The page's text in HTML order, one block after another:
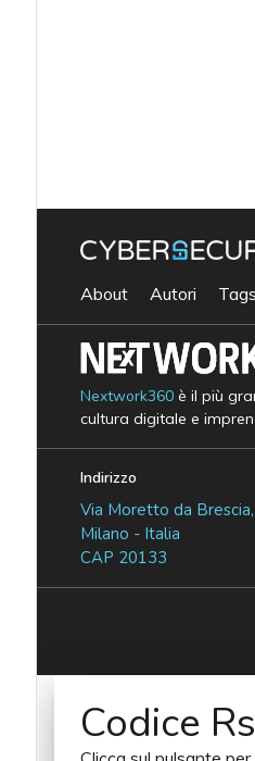
About Autori Tags
Nextwork360è il più
cultura digitale e
Indirizzo
Via Moretto da
Milano - Italia
CAP 20133
Codice